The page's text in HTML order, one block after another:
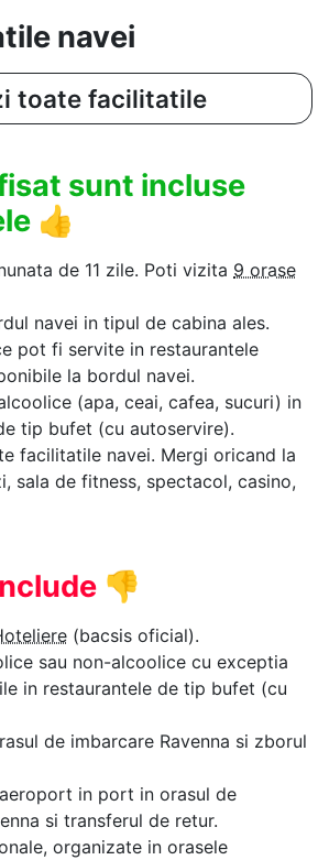
navei
toate facilitatile
sunt incluse
👍
de 11 zile. Poti vizita 9 orase
navei in tipul de cabina ales.
pot fi servite in restaurantele
la bordul navei.
(apa, ceai, cafea, sucuri) in
tip bufet (cu autoservire).
facilitatile navei. Mergi oricand la
sala de fitness, spectacol, casino,
👎
(bacsis oficial).
sau non-alcoolice cu exceptia
in restaurantele de tip bufet (cu
de imbarcare Ravenna si zborul
in port in orasul de
si transferul de retur.
organizate in orasele